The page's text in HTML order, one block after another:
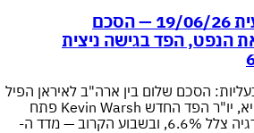
סקירה פיננסית שבועית 19/06/26 — הסכם
הנפט, הפד בגישה ניצית
הסכם שלום בין ארה"ב לאיראן הפיל
את מחירי הנפט והדאו לשיא, יו"ר הפד החדש Kevin Warsh פתח
בגישה ניצית, סקטור האנרגיה צלל 6.6%, ובשבוע הקרוב — מדד ה-